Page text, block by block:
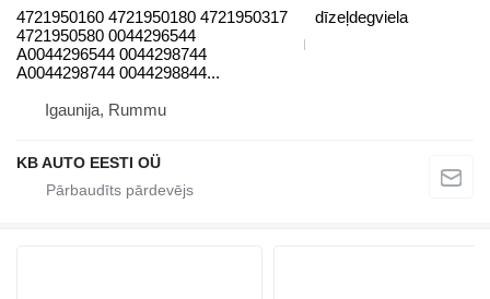
4721950160 4721950180 4721950317
4721950580 0044296544
A0044296544 0044298744
A0044298744 0044298844...
dīzeļdegviela
Igaunija, Rummu
KB AUTO EESTI OÜ